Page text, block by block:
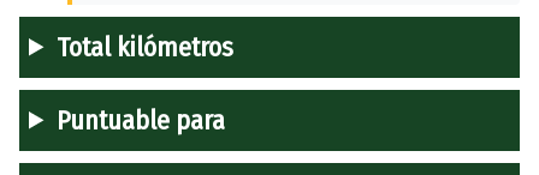
Total kilómetros
Puntuable para